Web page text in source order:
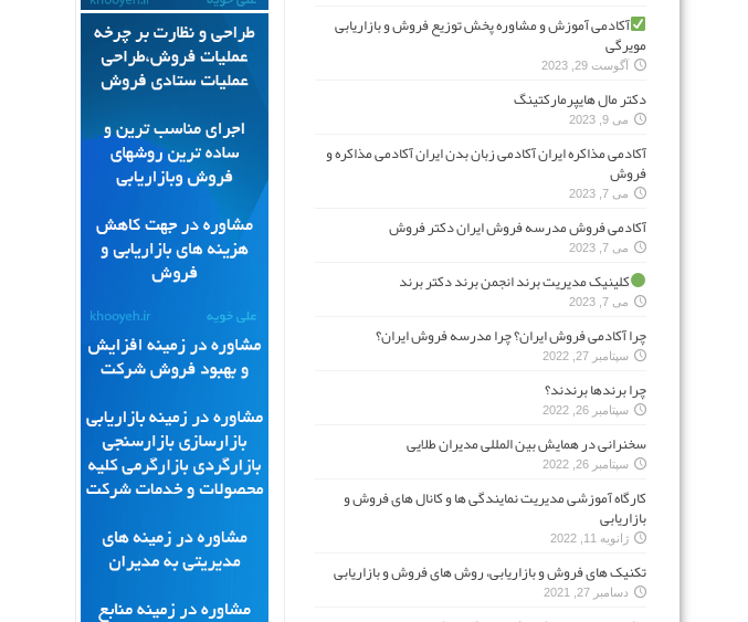
آکادمی آموزش و مشاوره پخش توزیع فروش و بازاریابی
مویرگی
آگوست 29, 2023
دکتر مال هایپرمارکتینگ
می 9, 2023
آکادمی مذاکره ایران آکادمی زبان بدن ایران آکادمی مذاکره و
فروش
می 7, 2023
آکادمی فروش مدرسه فروش ایران دکتر فروش
می 7, 2023
کلینیک مدیریت برند انجمن برند دکتر برند
می 7, 2023
چرا آکادمی فروش ایران؟ چرا مدرسه فروش ایران؟
سپتامبر 27, 2022
چرا برندها برندند؟
سپتامبر 26, 2022
سخنرانی در همایش بین المللی مدیران طلایی
سپتامبر 26, 2022
کارگاه آموزشی مدیریت نمایندگی ها و کانال های فروش و
بازاریابی
ژانویه 11, 2022
تکنیک های فروش و بازاریابی، روش های فروش و بازاریابی
دسامبر 27, 2021